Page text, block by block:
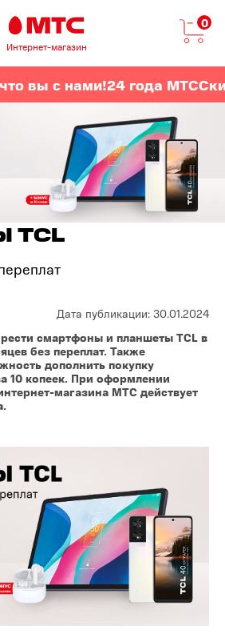
Интернет-магазин
0
вы с нами!24 года МТС
TCL
Дата публикации: 30.01.2024
смартфоны и планшеты TCL в
без переплат. Также
дополнить покупку
10 копеек. При оформлении
магазина МТС действует